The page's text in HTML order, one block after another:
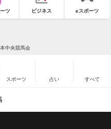
ツ ビジネス eスポーツ
中央競馬会
スポーツ 占い すべて